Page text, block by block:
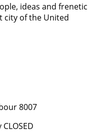
ideas and frenetic
city of the United
8007